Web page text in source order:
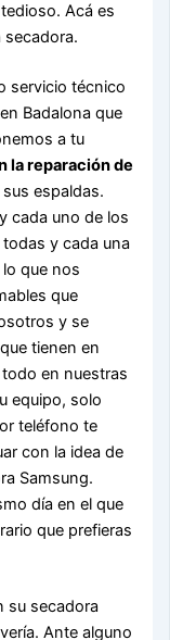
Acá es
secadora.
servicio técnico
Badalona que
a tu
la reparación de
espaldas.
cada uno de los
y cada una
que nos
que
y se
tienen en
en nuestras
equipo, solo
teléfono te
con la idea de
Samsung.
día en el que
que prefieras
su secadora
Ante alguno